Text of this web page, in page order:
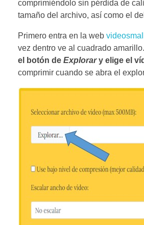
comprimiéndolo sin pérdida de
tamaño del archivo, así como el
Primero entra en la web
vez dentro ve al cuadrado
el botón de Explorary elige el
comprimir cuando se abra el